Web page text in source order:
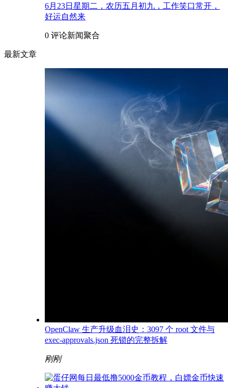
6月23日星期二，农历五月初九，工作笑口常开，
好运自然来
0 评论新闻聚合
最新文章
OpenClaw 生产升级血泪史：3097 个 root 文件与
exec-approvals.json 死锁的完整拆解
刚刚